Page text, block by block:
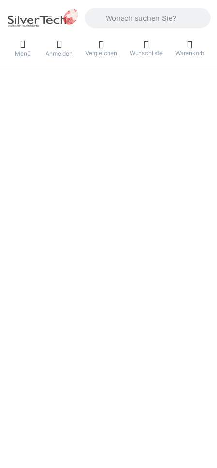
Menü Anmelden Vergleichen Wunschliste Warenkorb